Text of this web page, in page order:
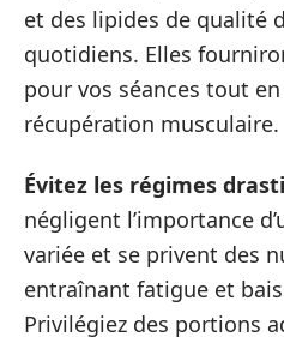
et des lipides de qualité
quotidiens. Elles
pour vos séances tout
récupération musculaire.
Évitez les régimes
négligent l’importance
variée et se privent des
entraînant fatigue et
Privilégiez des portions